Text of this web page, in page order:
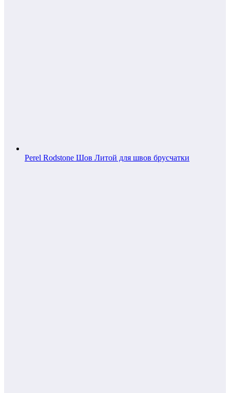
Perel Rodstone Шов Литой для швов брусчатки